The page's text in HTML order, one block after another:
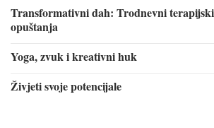
Transformativni dah: Trodnevni
opuštanja
Yoga, zvuk i kreativni huk
Živjeti svoje potencijale